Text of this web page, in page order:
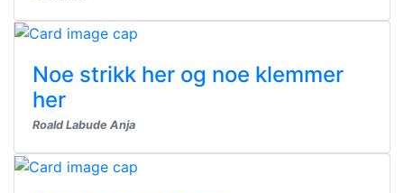
Noe strikk her og noe klemmer
her
Roald Labude Anja